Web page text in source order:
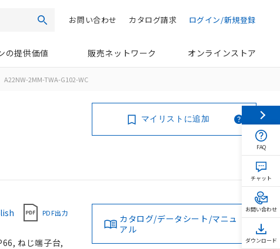
検索 ログイン/新規登録
カタログ請求
お問い合わせ
の提供価値 販売ネットワーク オンラインストア
A22NW-2MM-TWA-G102-WC
マイリストに追加
PDF出力
ねじ端子台,
カタログ/データシート/マニュ
アル
FAQ
チャット
お問い合わせ
ダウンロード